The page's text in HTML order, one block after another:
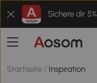
Sichere dir
Startseite / Inspiration